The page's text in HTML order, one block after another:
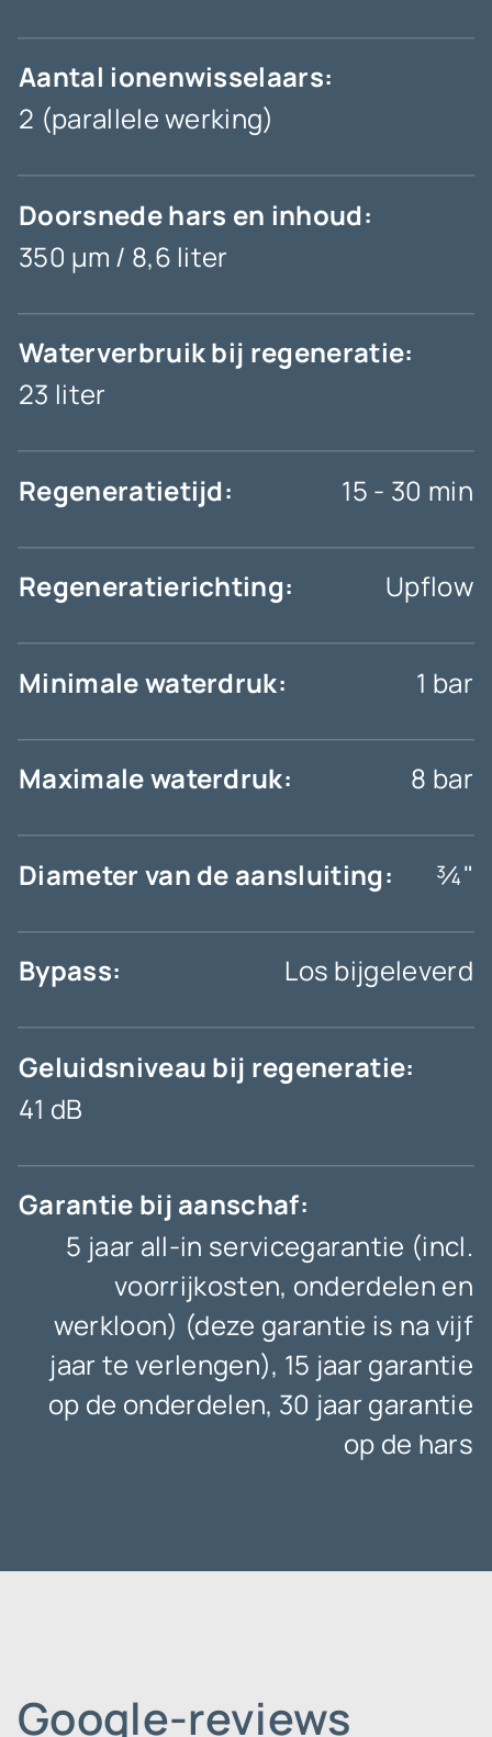
Aantal ionenwisselaars:
2 (parallele werking)
Doorsnede hars en inhoud:
350 µm / 8,6 liter
Waterverbruik bij regeneratie:
23 liter
Regeneratietijd: 15 - 30 min
Regeneratierichting: Upflow
Minimale waterdruk: 1 bar
Maximale waterdruk: 8 bar
Diameter van de aansluiting: ¾"
Bypass: Los bijgeleverd
Geluidsniveau bij regeneratie:
41 dB
Garantie bij aanschaf:
5 jaar all-in servicegarantie (incl.
voorrijkosten, onderdelen en
werkloon) (deze garantie is na vijf
jaar te verlengen), 15 jaar garantie
op de onderdelen, 30 jaar garantie
op de hars
Google-reviews